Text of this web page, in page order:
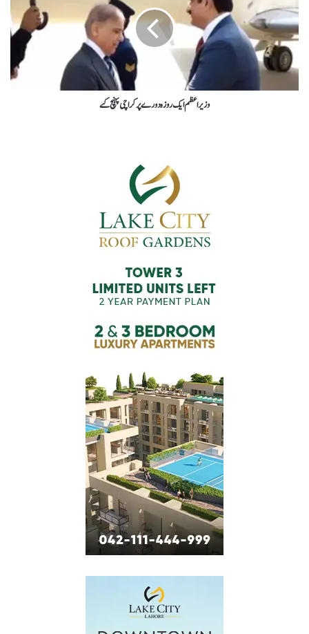
وزیراعظم ایک روزہ دورے پر کراچی پہنچ گئے